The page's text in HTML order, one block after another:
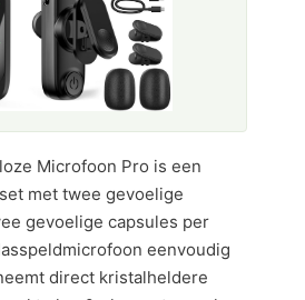
Microfoon Pro is een
met twee gevoelige
gevoelige capsules per
eenvoudig
direct kristalheldere